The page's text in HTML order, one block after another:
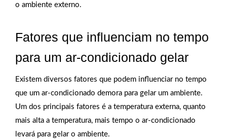
o ambiente externo.
Fatores que influenciam no tempo
para um ar-condicionado gelar
Existem diversos fatores que podem influenciar no tempo
que um ar-condicionado demora para gelar um ambiente.
Um dos principais fatores é a temperatura externa, quanto
mais alta a temperatura, mais tempo o ar-condicionado
levará para gelar o ambiente.